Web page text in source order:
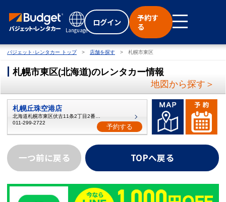
Language
ログイン
予約す
る
バジェット･レンタカー トップ 店舗を探す 札幌市東区
札幌市東区(北海道)のレンタカー情報
地図から探す＞
札幌丘珠空港店
011-299-2722
予約する
一つ前に戻る TOPへ戻る